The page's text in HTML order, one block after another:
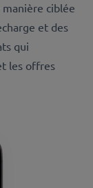
ciblée
et des
qui
les offres